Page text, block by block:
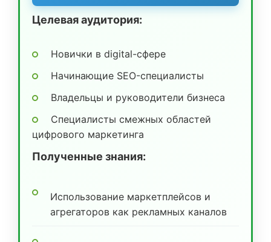
Целевая аудитория:
Новички в digital-сфере
Начинающие SEO-специалисты
Владельцы и руководители бизнеса
Специалисты смежных областей
цифрового маркетинга
Полученные знания:
Использование маркетплейсов и
агрегаторов как рекламных каналов